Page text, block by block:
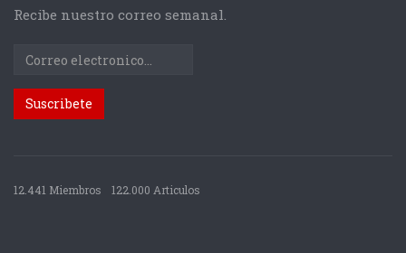
Recibe nuestro correo semanal.
12.441 Miembros 122.000 Articulos